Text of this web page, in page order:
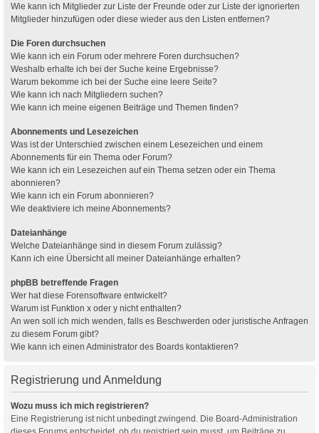
Wie kann ich Mitglieder zur Liste der Freunde oder zur Liste der ignorierten
Mitglieder hinzufügen oder diese wieder aus den Listen entfernen?
Die Foren durchsuchen
Wie kann ich ein Forum oder mehrere Foren durchsuchen?
Weshalb erhalte ich bei der Suche keine Ergebnisse?
Warum bekomme ich bei der Suche eine leere Seite?
Wie kann ich nach Mitgliedern suchen?
Wie kann ich meine eigenen Beiträge und Themen finden?
Abonnements und Lesezeichen
Was ist der Unterschied zwischen einem Lesezeichen und einem
Abonnements für ein Thema oder Forum?
Wie kann ich ein Lesezeichen auf ein Thema setzen oder ein Thema
abonnieren?
Wie kann ich ein Forum abonnieren?
Wie deaktiviere ich meine Abonnements?
Dateianhänge
Welche Dateianhänge sind in diesem Forum zulässig?
Kann ich eine Übersicht all meiner Dateianhänge erhalten?
phpBB betreffende Fragen
Wer hat diese Forensoftware entwickelt?
Warum ist Funktion x oder y nicht enthalten?
An wen soll ich mich wenden, falls es Beschwerden oder juristische Anfragen
zu diesem Forum gibt?
Wie kann ich einen Administrator des Boards kontaktieren?
Registrierung und Anmeldung
Wozu muss ich mich registrieren?
Eine Registrierung ist nicht unbedingt zwingend. Die Board-Administration